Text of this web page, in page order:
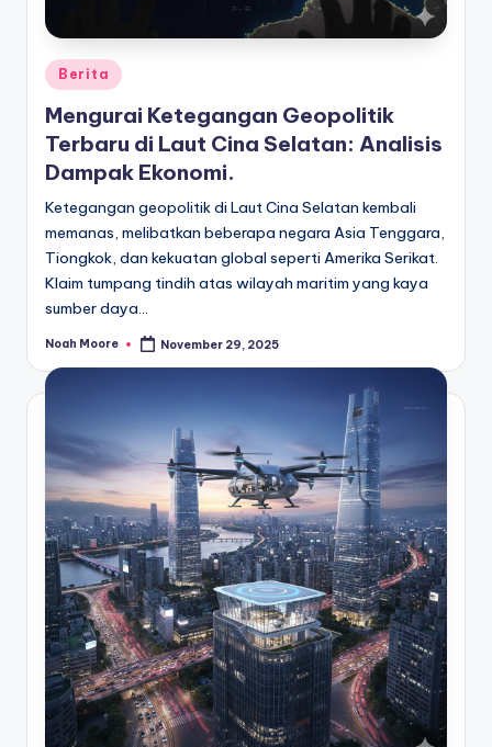
Posted
in
Berita
Mengurai Ketegangan Geopolitik
Terbaru di Laut Cina Selatan: Analisis
Dampak Ekonomi.
Ketegangan geopolitik di Laut Cina Selatan kembali
memanas, melibatkan beberapa negara Asia Tenggara,
Tiongkok, dan kekuatan global seperti Amerika Serikat.
Klaim tumpang tindih atas wilayah maritim yang kaya
sumber daya…
Posted
Noah Moore November 29, 2025